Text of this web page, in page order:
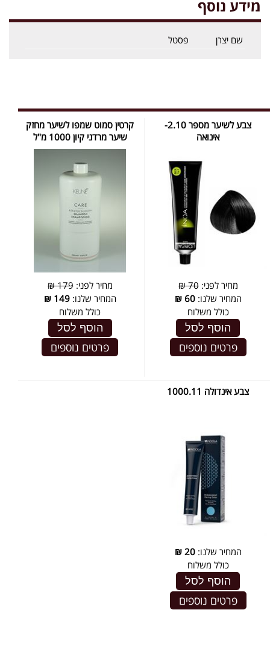
מידע נוסף
שם יצרן פסטל
צבע לשיער מספר 2.10-
אינואה
מחיר לפני:70 ₪
המחיר שלנו:60
₪
כולל משלוח
הוסף לסל
פרטים נוספים
קרטין סמוט שמפו לשיער מחזק
שיער מרדני קיון 1000 מ"ל
מחיר לפני:179 ₪
המחיר שלנו:149
₪
כולל משלוח
הוסף לסל
פרטים נוספים
צבע אינדולה 1000.11
המחיר שלנו:20
₪
כולל משלוח
הוסף לסל
פרטים נוספים